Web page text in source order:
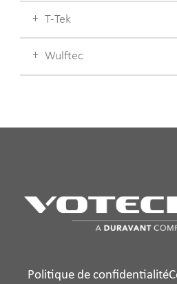
T-Tek
Wulftec
Politique de confidentialité